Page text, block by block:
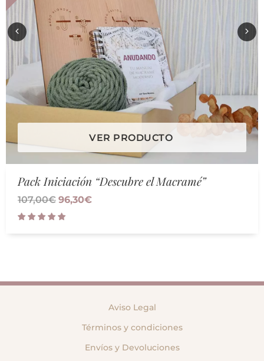
VER PRODUCTO
Pack Iniciación “Descubre el Macramé”
107,00€ 96,30€
Aviso Legal
Términos y condiciones
Envíos y Devoluciones